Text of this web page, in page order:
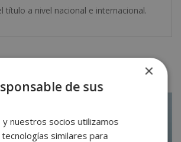
título a nivel nacional e internacional.
×
de sus
nuestros socios utilizamos
similares para